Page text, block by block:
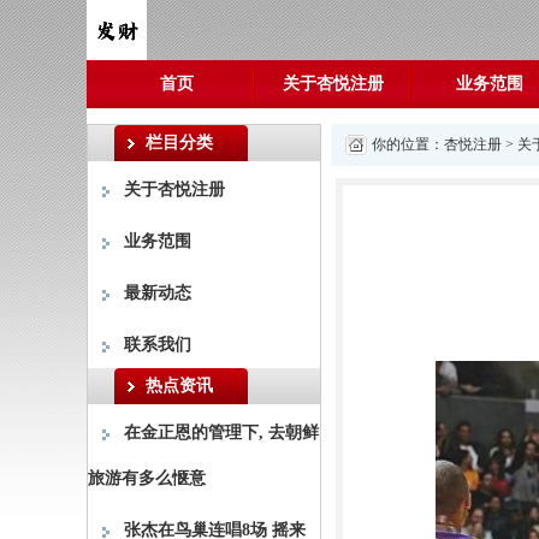
首页 关于杏悦注册 业务范围
栏目分类
关于杏悦注册
业务范围
最新动态
联系我们
热点资讯
在金正恩的管理下, 去朝鲜
旅游有多么惬意
张杰在鸟巢连唱8场 摇来
你的位置： 杏悦注册 > 关